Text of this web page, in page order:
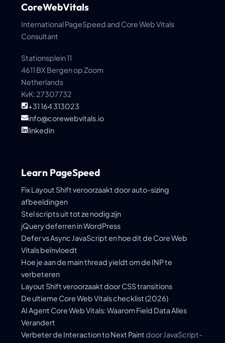
CoreWebVitals
International PageSpeed and Core Web Vitals
Consultant
Stationsplein 11
4611 BX Bergen op Zoom
Netherlands
KvK: 27307732
+31 164 313023
info@corewebvitals.io
linkedin
Learn PageSpeed
Fix Layout Shift veroorzaakt door auto-sizing
afbeeldingen
Stel scripts uit tot ze nodig zijn
jQuery deferren in WordPress
Defer vs Async JavaScript en hoe dit de Core Web
Vitals beïnvloedt
Hoe je aan de main thread yieldt om de INP te
verbeteren
Layout Shift veroorzaakt door CSS transitions
De ultieme Core Web Vitals checklist (2026)
AI Agent Core Web Vitals: Waarom Field Data Alles
Verandert
Verbeter de Interaction to Next Paintdoor JavaScript-